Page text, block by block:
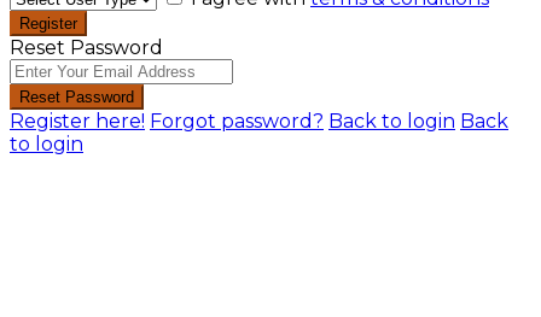
Register
Reset Password
Reset Password
Register here! Forgot password? Back to login Back
to login